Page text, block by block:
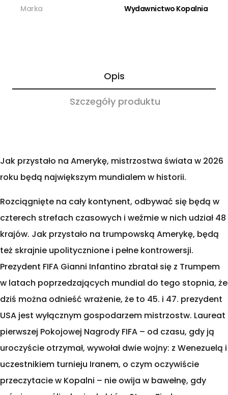
Marka
Wydawnictwo Kopalnia
Opis
Szczegóły produktu
Jak przystało na Amerykę, mistrzostwa świata w 2026
roku będą największym mundialem w historii.
Rozciągnięte na cały kontynent, odbywać się będą w
czterech strefach czasowych i weźmie w nich udział 48
krajów. Jak przystało na trumpowską Amerykę, będą
też skrajnie upolitycznione i pełne kontrowersji.
Prezydent FIFA Gianni Infantino zbratał się z Trumpem
w latach poprzedzających mundial do tego stopnia, że
dziś można odnieść wrażenie, że to 45. i 47. prezydent
USA jest wyłącznym gospodarzem mistrzostw. Laureat
pierwszej Pokojowej Nagrody FIFA – od czasu, gdy ją
uroczyście otrzymał, wywołał dwie wojny: z Wenezuelą i
uczestnikiem turnieju Iranem, o czym oczywiście
przeczytacie w Kopalni – nie owija w bawełnę, gdy